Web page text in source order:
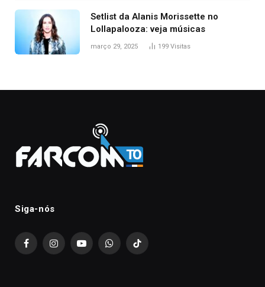
Setlist da Alanis Morissette no
Lollapalooza: veja músicas
março 29, 2025 199 Visitas
Siga-nós
FacebookInstagramYouTubeWhatsAppTikTok